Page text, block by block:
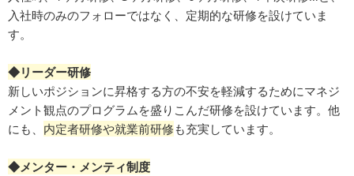
入社時のみのフォローではなく、定期的な研修を設けていま
す。
◆リーダー研修
新しいポジションに昇格する方の不安を軽減するためにマネジ
メント観点のプログラムを盛りこんだ研修を設けています。他
にも、 内定者研修や就業前研修 も充実しています。
◆メンター・メンティ制度